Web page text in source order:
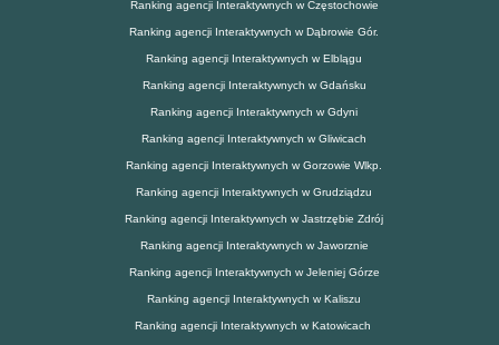
Ranking agencji Interaktywnych w Częstochowie
Ranking agencji Interaktywnych w Dąbrowie Gór.
Ranking agencji Interaktywnych w Elblągu
Ranking agencji Interaktywnych w Gdańsku
Ranking agencji Interaktywnych w Gdyni
Ranking agencji Interaktywnych w Gliwicach
Ranking agencji Interaktywnych w Gorzowie Wlkp.
Ranking agencji Interaktywnych w Grudziądzu
Ranking agencji Interaktywnych w Jastrzębie Zdrój
Ranking agencji Interaktywnych w Jaworznie
Ranking agencji Interaktywnych w Jeleniej Górze
Ranking agencji Interaktywnych w Kaliszu
Ranking agencji Interaktywnych w Katowicach